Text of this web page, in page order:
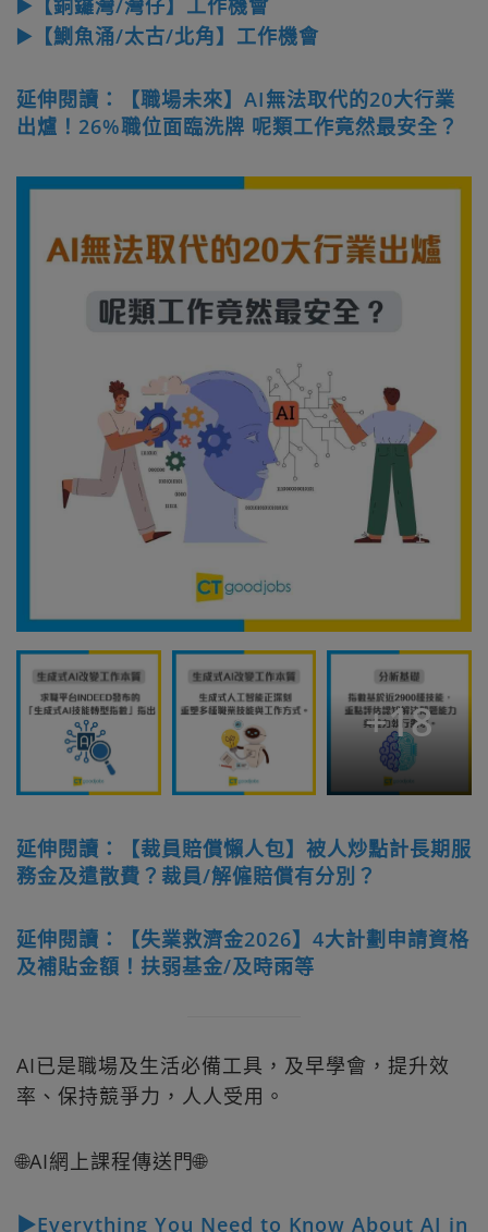
▶️【銅鑼灣/灣仔】工作機會
▶️【鰂魚涌/太古/北角】工作機會
延伸閱讀：【職場未來】AI無法取代的20大行業
出爐！26%職位面臨洗牌 呢類工作竟然最安全？
+18
延伸閱讀：【裁員賠償懶人包】被人炒點計長期服
務金及遣散費？裁員/解僱賠償有分別？
延伸閱讀：【失業救濟金2026】4大計劃申請資格
及補貼金額！扶弱基金/及時雨等
AI已是職場及生活必備工具，及早學會，提升效
率、保持競爭力，人人受用。
🌐AI網上課程傳送門🌐
▶Everything You Need to Know About AI in